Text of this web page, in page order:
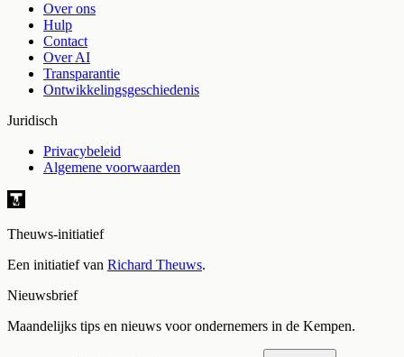
Over ons
Hulp
Contact
Over AI
Transparantie
Ontwikkelingsgeschiedenis
Juridisch
Privacybeleid
Algemene voorwaarden
Theuws-initiatief
Een initiatief van Richard Theuws.
Nieuwsbrief
Maandelijks tips en nieuws voor ondernemers in de Kempen.